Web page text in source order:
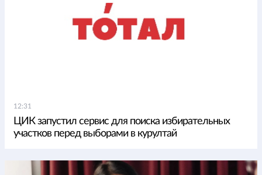
12:31
ЦИК запустил сервис для поиска избирательных
участков перед выборами в курултай